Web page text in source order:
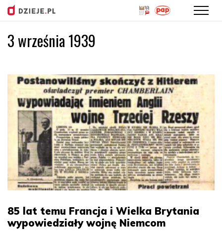
3 września 1939
85 lat temu Francja i Wielka Brytania
wypowiedziały wojnę Niemcom